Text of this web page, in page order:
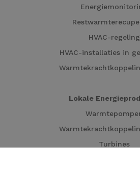
HVAC-regeling
HVAC-installaties in
Lokale
Turbines